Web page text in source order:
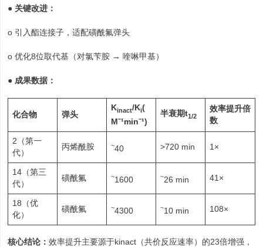
● 关键改进：
o 引入酯连接子，适配磺酰氟弹头
o 优化8位取代基（对氯苄胺 → 喹啉甲基）
● 成果数据：
化合物 弹头
Kinact/Ki(
M⁻¹min⁻¹)
半衰期t1/2
效率提升倍
数
2（第一
代）
丙烯酰胺 ~40 >720 min 1×
14（第三
代）
磺酰氟 ~1600 ~26 min 41×
18（优
化）
磺酰氟 ~4300 ~10 min 108×
核心结论： 效率提升主要源于kinact（共价反应速率）的23倍增强，